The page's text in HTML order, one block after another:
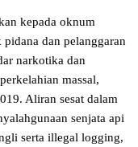
kepada oknum
dan pelanggaran
narkotika dan
massal,
Aliran sesat dalam
senjata api
serta illegal logging,